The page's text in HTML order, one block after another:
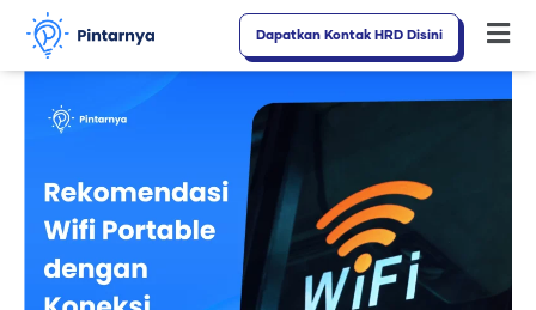
Lewati
Dapatkan Kontak HRD Disini